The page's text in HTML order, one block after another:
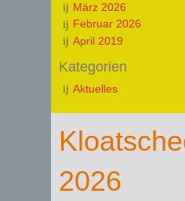
März 2026
Februar 2026
April 2019
Kategorien
Aktuelles
2026